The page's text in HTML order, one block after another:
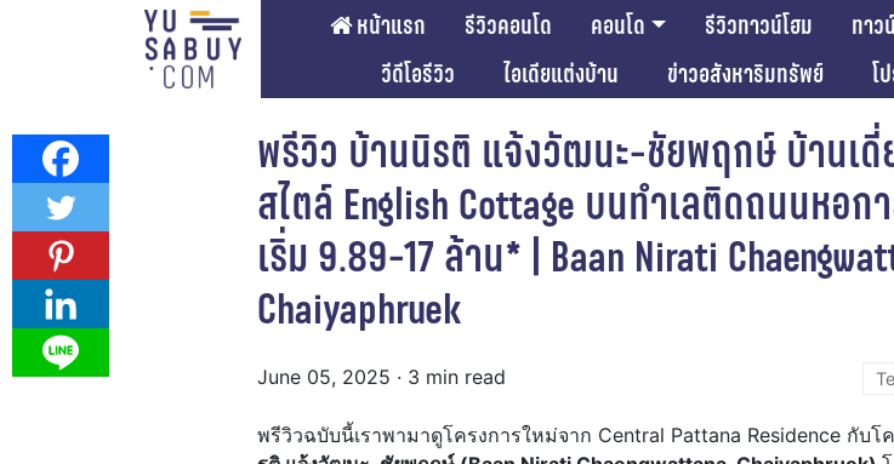
หน้าแรก รีวิวคอนโด คอนโด รีวิวทาวน์โฮม ทาว
วีดีโอรีวิว
ไอเดียแต่งบ้าน ข่าวอสังหาริมทรัพย์ โ
พรีวิว บ้านนิรติ แจ้งวัฒนะ-ชัยพฤกษ์ บ้านเดี่
สไตล์ English Cottage บนทำเลติดถนนหอก
เริ่ม 9.89-17 ล้าน* | Baan Nirati
Chaiyaphruek
June 05, 2025 · 3 min read
พรีวิวฉบับนี้เราพามาดูโครงการใหม่จาก Central Pattana Residence กับโ